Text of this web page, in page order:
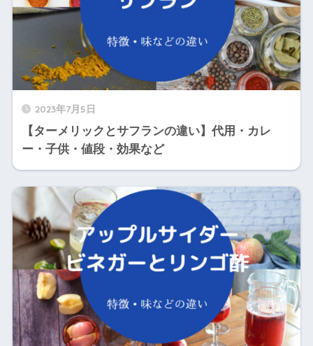
2023年7月5日
【ターメリックとサフランの違い】代用・カレ
ー・子供・値段・効果など